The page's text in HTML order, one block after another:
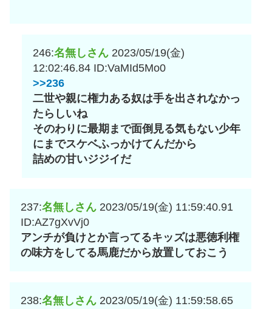
246:名無しさん 2023/05/19(金)
12:02:46.84 ID:VaMId5Mo0
>>236
二世や親に権力ある奴は手を出されなかっ
たらしいね
そのわりに最期まで面倒見る気もない少年
にまでスケベふっかけてんだから
詰めの甘いジジイだ
237:名無しさん 2023/05/19(金) 11:59:40.91
ID:AZ7gXvVj0
アンチが負けとか言ってるキッズは悪徳利権
の味方をしてる馬鹿だから放置しておこう
238:名無しさん 2023/05/19(金) 11:59:58.65